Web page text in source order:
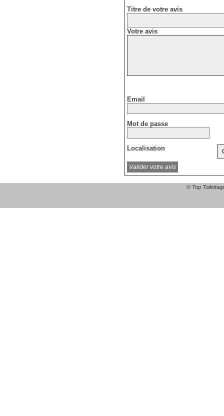
Titre de votre avis
Votre avis
Email
Mot de passe
Localisation
© Top